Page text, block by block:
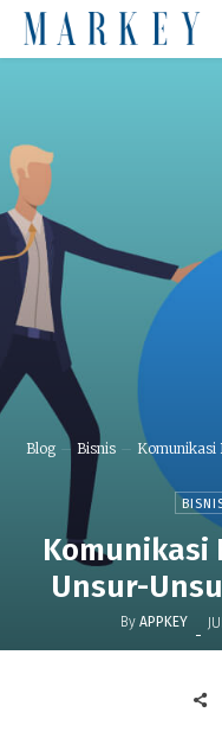
Blog Bisnis
Komunikasi
Komunikasi
Unsur-
By APPKEY -